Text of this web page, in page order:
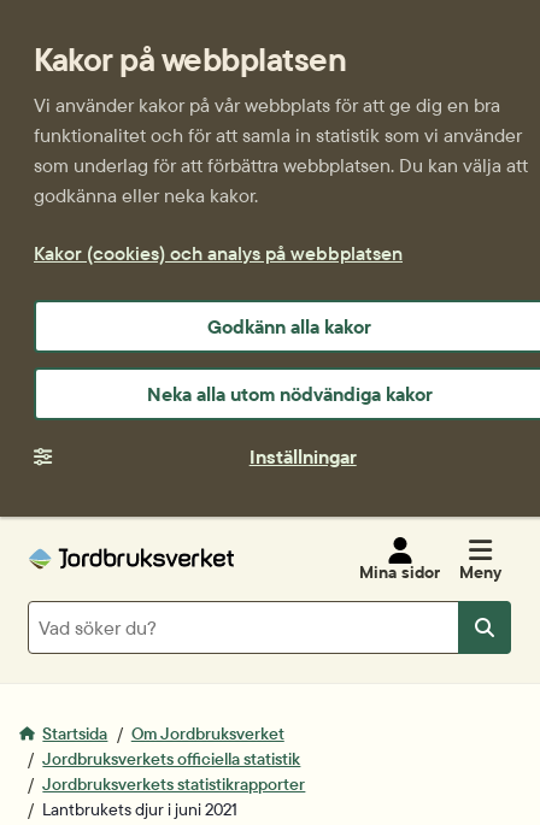
Kakor på webbplatsen
Vi använder kakor på vår webbplats för att ge dig en bra
funktionalitet och för att samla in statistik som vi använder
som underlag för att förbättra webbplatsen. Du kan välja att
godkänna eller neka kakor.
Kakor (cookies) och analys på webbplatsen
Godkänn alla kakor
Neka alla utom nödvändiga kakor
Inställningar
Mina sidor Meny
Sök
Sök
Startsida
Om Jordbruksverket
Jordbruksverkets officiella statistik
Jordbruksverkets statistikrapporter
Lantbrukets djur i juni 2021